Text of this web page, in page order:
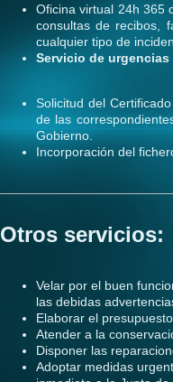
Oficina virtual 24h 365
consultas de recibos,
cualquier tipo de
Servicio de urgencias
Solicitud del
de las
Gobierno.
Incorporación del
Otros servicios:
Velar por el buen
las debidas
Elaborar el
Atender a la
Disponer las
Adoptar medidas